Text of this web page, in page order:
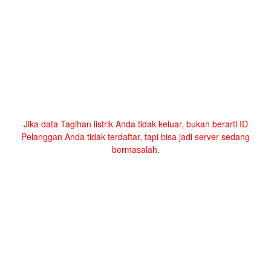
Jika data Tagihan listrik Anda tidak keluar, bukan berarti ID
Pelanggan Anda tidak terdaftar, tapi bisa jadi server sedang
bermasalah.